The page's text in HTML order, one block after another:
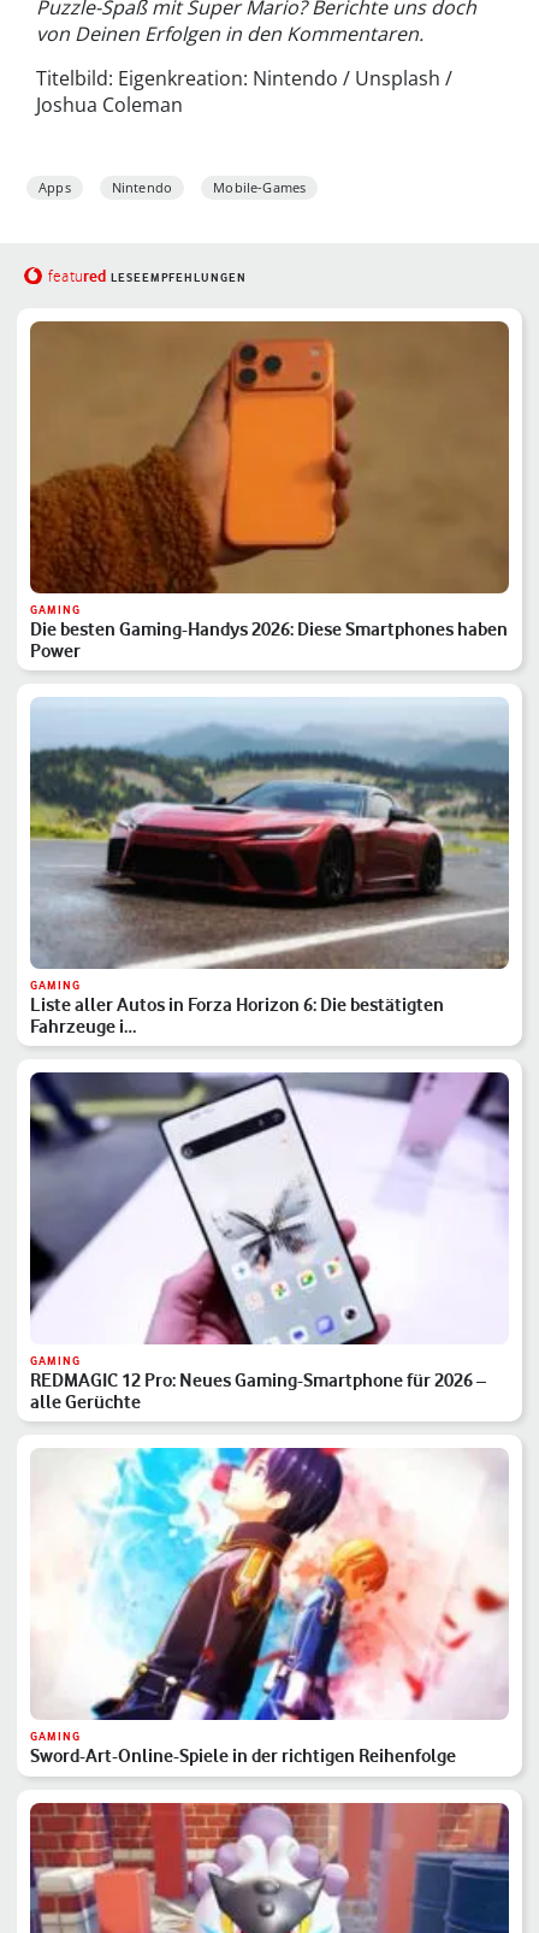
Puzzle-Spaß mit Super Mario? Berichte uns doch
von Deinen Erfolgen in den Kommentaren.
Titelbild: Eigenkreation: Nintendo / Unsplash /
Joshua Coleman
Apps Nintendo Mobile-Games
featured LESEEMPFEHLUNGEN
GAMING
Die besten Gaming-Handys 2026: Diese Smartphones haben
Power
GAMING
Liste aller Autos in Forza Horizon 6: Die bestätigten
Fahrzeuge i…
GAMING
REDMAGIC 12 Pro: Neues Gaming-Smartphone für 2026 –
alle Gerüchte
GAMING
Sword-Art-Online-Spiele in der richtigen Reihenfolge